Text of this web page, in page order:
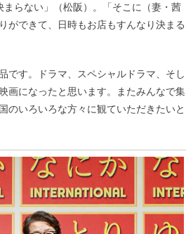
らない」（松阪）。「そこに（妻・茜
ができて、日時もお店もすんなり決まる
です。ドラマ、スペシャルドラマ、そし
画になったと思います。またみんなで集
のいろいろな方々に観ていただきたいと